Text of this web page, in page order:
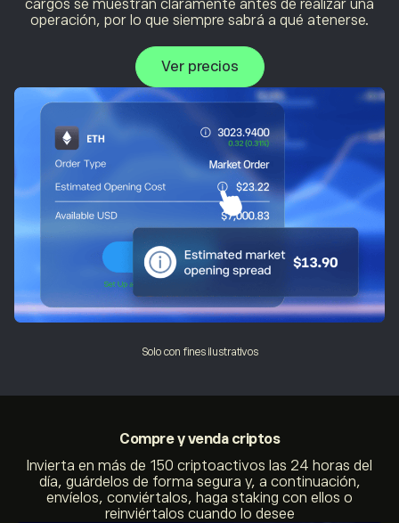
cargos se muestran claramente antes de realizar una
operación, por lo que siempre sabrá a qué atenerse.
Ver precios
Solo con fines ilustrativos
Compre y venda criptos
Invierta en más de 150 criptoactivos las 24 horas del
día, guárdelos de forma segura y, a continuación,
envíelos, conviértalos, haga staking con ellos o
reinviértalos cuando lo desee